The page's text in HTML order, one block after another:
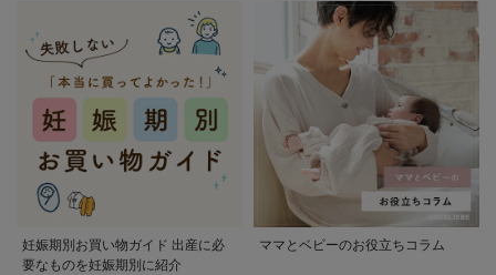
妊娠期別お買い物ガイド 出産に必
要なものを妊娠期別に紹介
ママとベビーのお役立ちコラム